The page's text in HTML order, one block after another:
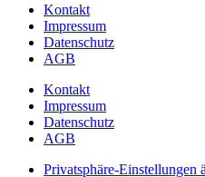
Kontakt
Impressum
Datenschutz
AGB
Kontakt
Impressum
Datenschutz
AGB
Privatsphäre-Einstellungen